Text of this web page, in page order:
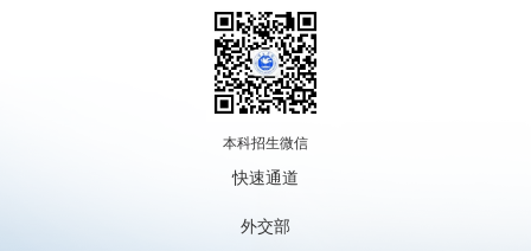
本科招生微信
快速通道
外交部